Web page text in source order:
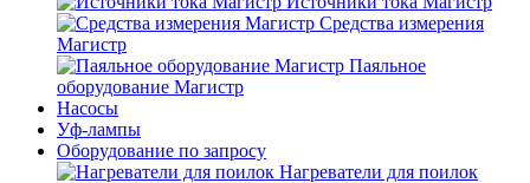
Средства измерения
Магистр
Паяльное
оборудование Магистр
Насосы
Уф-лампы
Оборудование по запросу
Нагреватели для поилок